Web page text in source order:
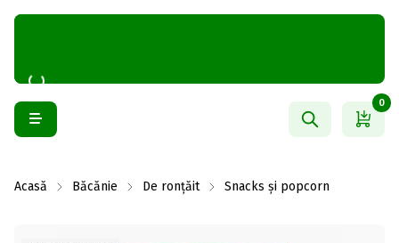
0
Acasă Băcănie De ronțăit Snacks și popcorn